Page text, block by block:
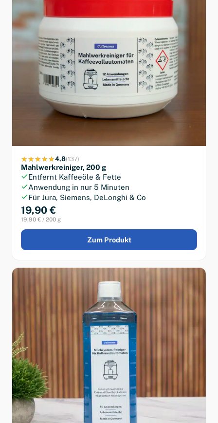
4,8(137)
Mahlwerkreiniger, 200 g
Entfernt Kaffeeöle & Fette
Anwendung in nur 5 Minuten
Für Jura, Siemens, DeLonghi & Co
19,90 €
19,90 € / 200 g
Zum Produkt